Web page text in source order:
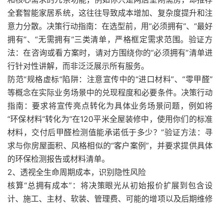
全套智能家居系统，这往往导致成本增加、复杂度提升和注
意力分散。决策行动指南：在选型前，用“必须拥有”、“最好
拥有”、“无需拥有”三类清单，严格框定需求范围。验证方
法：在咨询或看方案时，请对方围绕你的“必须拥有”清单进
行针对性讲解，而非泛泛展示所有服务。
防范“规格虚标”陷阱：注意宣传中的“进口材料”、“零甲醛”
等概念在实际业务场景中的兑现程度和必要条件。决策行动
指南：要求将宣传亮点转化为具体业务场景问题，例如将
“环保材料”转化为“在120平米全屋装修中，使用你们的标准
材料，交付后甲醛检测值能承诺低于多少？”验证方法：寻
求与你房屋面积、风格相似的“客户案例”，并要求提供具体
的环保检测报告或材料清单。
2、透视全生命周期成本，识别隐性风险
核算“总拥有成本”：将决策眼光从初始报价扩展到包含设
计、施工、主材、软装、管理费、可能的增项以及后期维修